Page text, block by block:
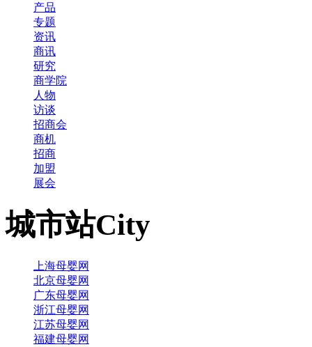
产品
专题
资讯
商讯
研究
商学院
人物
访谈
招商会
商机
招商
加盟
展会
城市站City
上海母婴网
北京母婴网
广东母婴网
浙江母婴网
江苏母婴网
福建母婴网